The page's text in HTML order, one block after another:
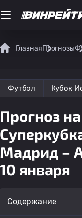
ГлавнаяПрогнозы
Футбол Кубок
Прогноз
Мадрид –
10 января
Содержание